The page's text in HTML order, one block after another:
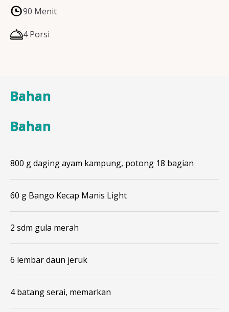
90 Menit
4 Porsi
Bahan
Bahan
800 g daging ayam kampung, potong 18 bagian
60 g Bango Kecap Manis Light
2 sdm gula merah
6 lembar daun jeruk
4 batang serai, memarkan